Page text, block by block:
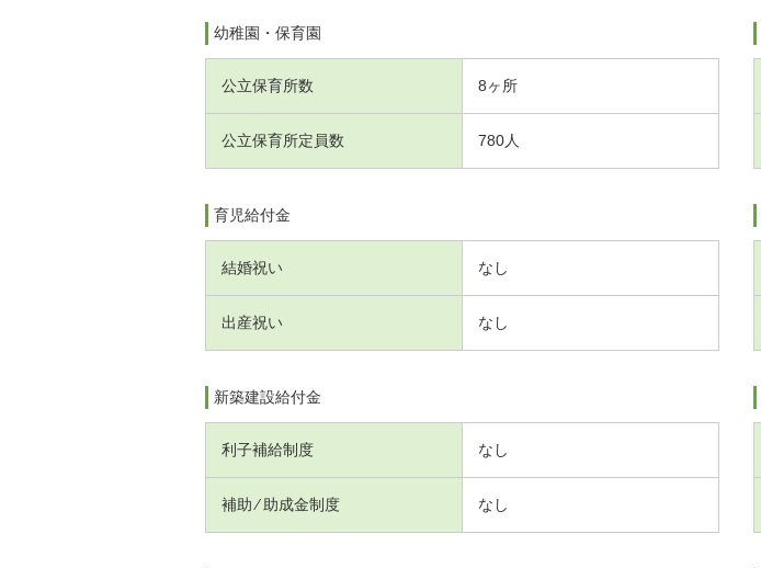
幼稚園・保育園
公立保育所数 8ヶ所
公立保育所定員数 780人
育児給付金
結婚祝い なし
出産祝い なし
新築建設給付金
利子補給制度 なし
補助 ⁄ 助成金制度 なし